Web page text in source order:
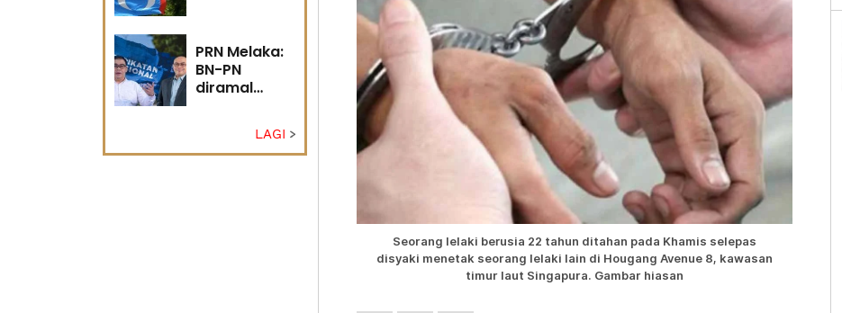
PRN Melaka:
BN-PN
diramal
kawasan
kekuatan
LAGI
Seorang lelaki berusia 22 tahun ditahan pada Khamis selepas
disyaki menetak seorang lelaki lain di Hougang Avenue 8, kawasan
timur laut Singapura. Gambar hiasan